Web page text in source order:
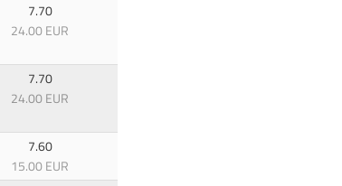
7.70
24.00 EUR
7.70
24.00 EUR
7.60
15.00 EUR